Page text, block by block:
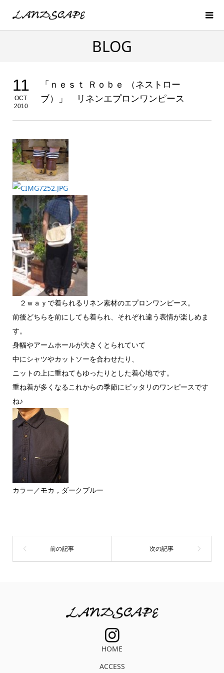
BLOG
11
OCT
2010
「ｎｅｓｔ Ｒｏｂｅ （ネストロー
ブ）」 リネンエプロンワンピース
２ｗａｙで着られるリネン素材のエプロンワンピース。
前後どちらを前にしても着られ、それぞれ違う表情が楽しめま
す。
身幅やアームホールが大きくとられていて
中にシャツやカットソーを合わせたり、
ニットの上に重ねてもゆったりとした着心地です。
重ね着が多くなるこれからの季節にピッタリのワンピースです
ね♪
カラー／モカ，ダークブルー
HOME
ACCESS